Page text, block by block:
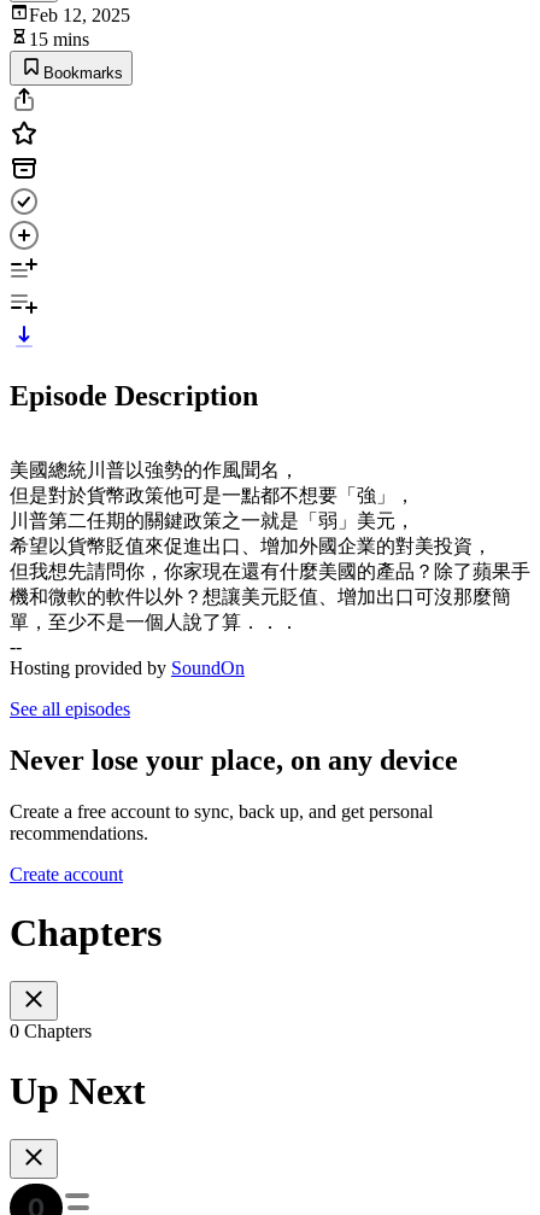
Feb 12, 2025
15 mins
Bookmarks
Episode Description
美國總統川普以強勢的作風聞名，
但是對於貨幣政策他可是一點都不想要「強」，
川普第二任期的關鍵政策之一就是「弱」美元，
希望以貨幣貶值來促進出口、增加外國企業的對美投資，
但我想先請問你，你家現在還有什麼美國的產品？除了蘋果手
機和微軟的軟件以外？想讓美元貶值、增加出口可沒那麼簡
單，至少不是一個人說了算．．．
--
Hosting provided by SoundOn
See all episodes
Never lose your place, on any device
Create a free account to sync, back up, and get personal
recommendations.
Create account
Chapters
0 Chapters
Up Next